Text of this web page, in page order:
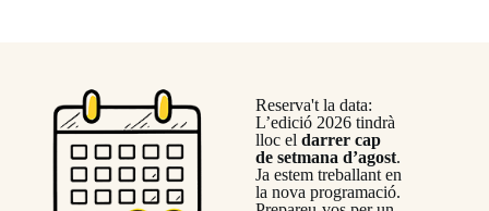
Reserva't la data:
L’edició 2026 tindrà
lloc el darrer cap
de setmana d’agost.
Ja estem treballant en
la nova programació.